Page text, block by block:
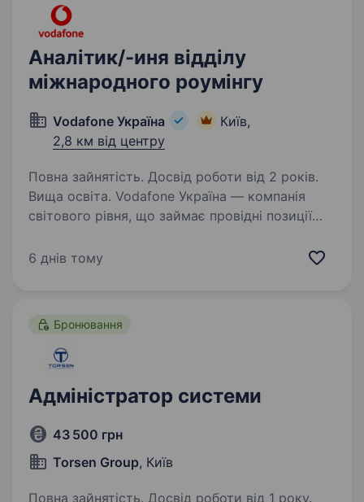
Аналітик/-иня відділу
міжнародного роумінгу
Vodafone Україна
Київ,
2,8 км від центру
Повна зайнятість. Досвід роботи від 2 років.
Вища освіта. Vodafone Україна — компанія
світового рівня, що займає провідні позиції
впроваджує інновації у всіх напрямках
6 днів тому
Бронювання
Адміністратор системи
43 500 грн
Torsen Group, Київ
Повна зайнятість. Досвід роботи від 1 року.